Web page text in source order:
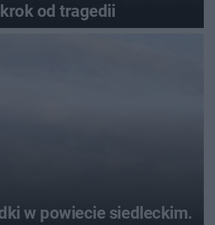
od tragedii
w powiecie siedleckim.